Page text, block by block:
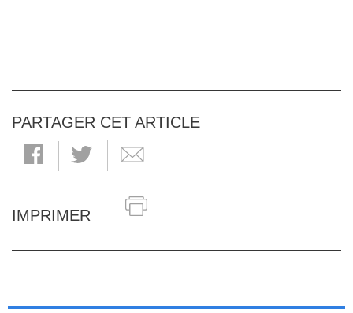
PARTAGER CET ARTICLE
IMPRIMER